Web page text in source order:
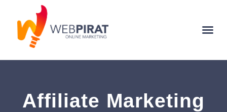
Affiliate Marketing